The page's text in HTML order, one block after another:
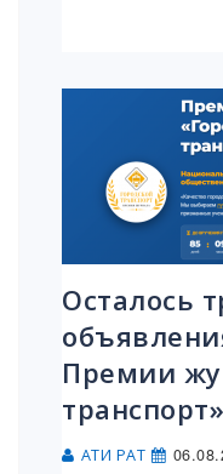
Осталось
Премии
транспорт»
АТИ РАТ